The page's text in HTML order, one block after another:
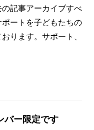
記事アーカイブすべ
ートを子どもたちの
ります。サポート、
バー限定です